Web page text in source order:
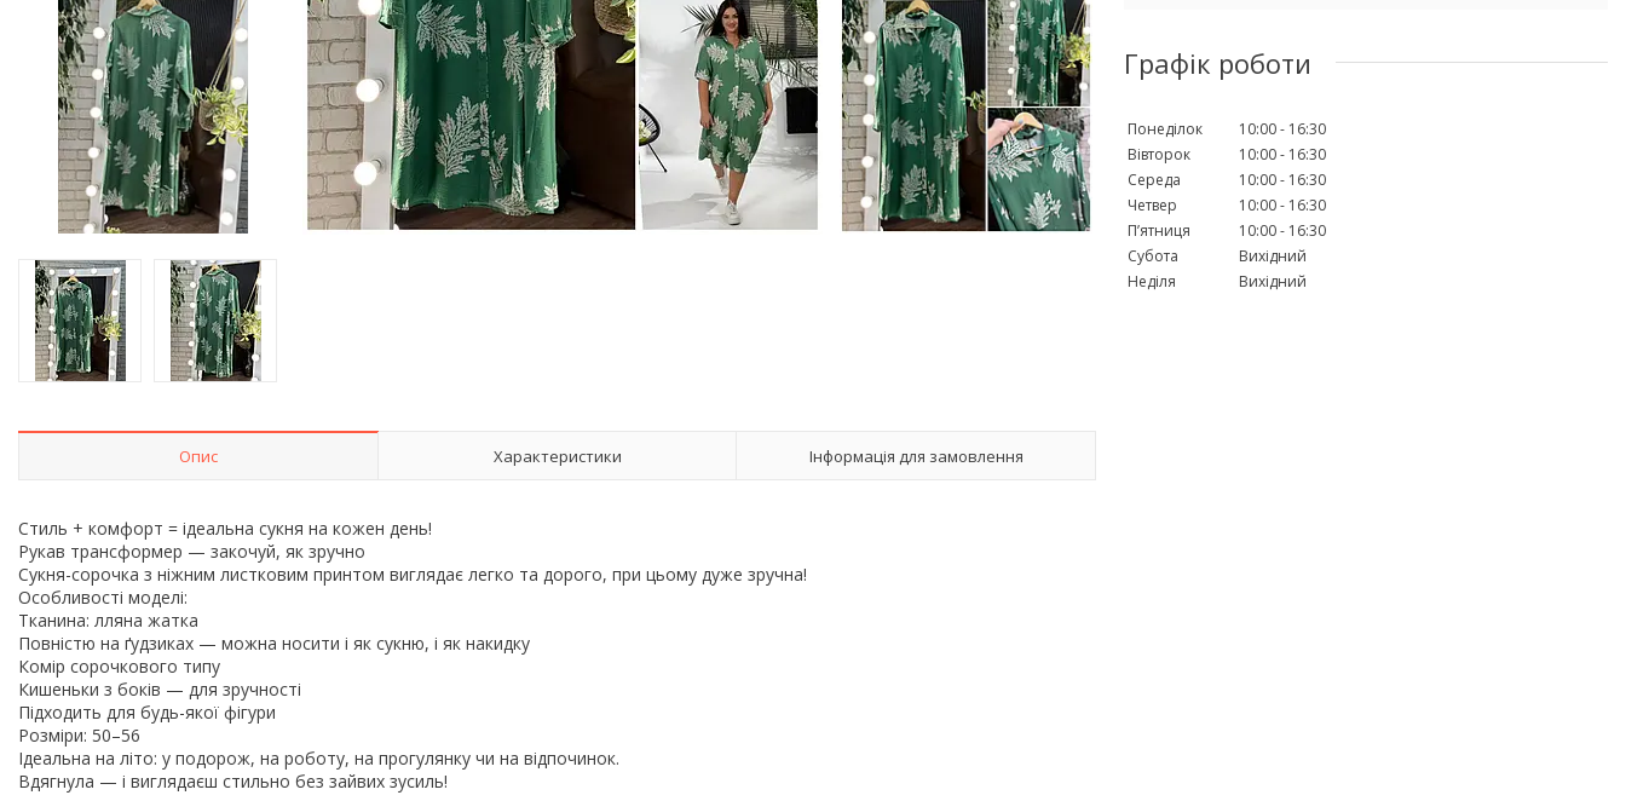
Опис Характеристики Інформація для замовлення
Стиль + комфорт = ідеальна сукня на кожен день!
Рукав трансформер — закочуй, як зручно
Сукня-сорочка з ніжним листковим принтом виглядає легко та дорого, при цьому дуже зручна!
Особливості моделі:
Тканина: лляна жатка
Повністю на ґудзиках — можна носити і як сукню, і як накидку
Комір сорочкового типу
Кишеньки з боків — для зручності
Підходить для будь-якої фігури
Розміри: 50–56
Ідеальна на літо: у подорож, на роботу, на прогулянку чи на відпочинок.
Вдягнула — і виглядаєш стильно без зайвих зусиль!
Графік роботи
Понеділок 10:00
16:30
Вівторок
10:00
16:30
Середа
10:00
16:30
Четвер
10:00
16:30
Пʼятниця
10:00
16:30
Субота
Вихідний
Неділя
Вихідний